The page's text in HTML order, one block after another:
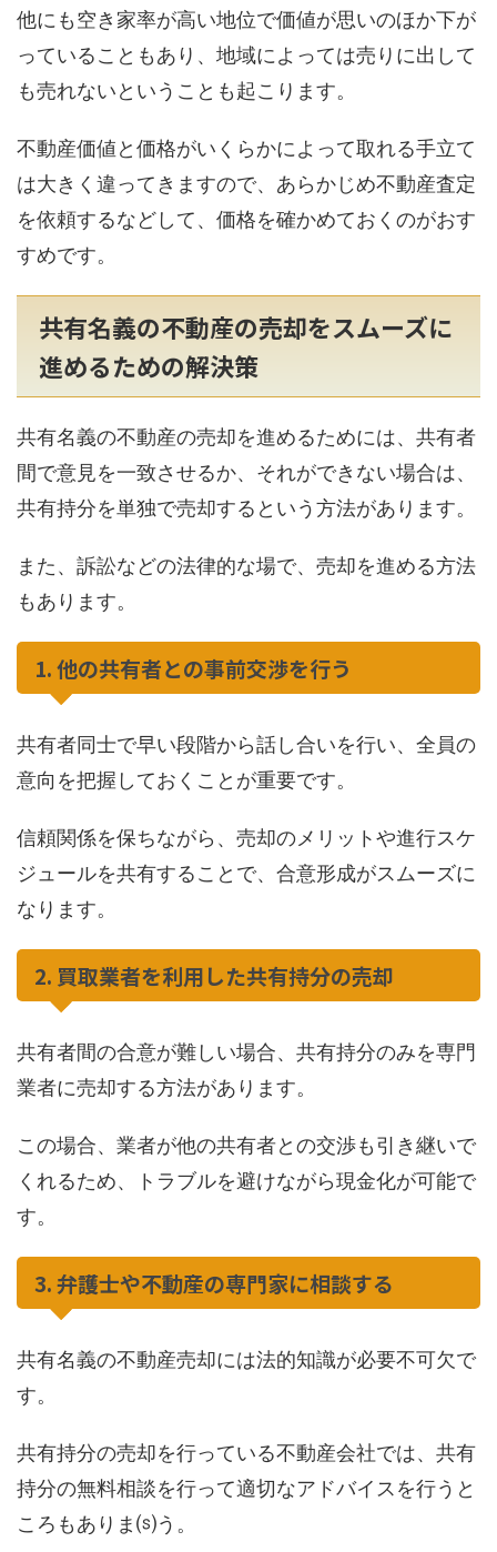
他にも空き家率が高い地位で価値が思いのほか下が
っていることもあり、地域によっては売りに出して
も売れないということも起こります。
不動産価値と価格がいくらかによって取れる手立て
は大きく違ってきますので、あらかじめ不動産査定
を依頼するなどして、価格を確かめておくのがおす
すめです。
共有名義の不動産の売却をスムーズに
進めるための解決策
共有名義の不動産の売却を進めるためには、共有者
間で意見を一致させるか、それができない場合は、
共有持分を単独で売却するという方法があります。
また、訴訟などの法律的な場で、売却を進める方法
もあります。
1. 他の共有者との事前交渉を行う
共有者同士で早い段階から話し合いを行い、全員の
意向を把握しておくことが重要です。
信頼関係を保ちながら、売却のメリットや進行スケ
ジュールを共有することで、合意形成がスムーズに
なります。
2. 買取業者を利用した共有持分の売却
共有者間の合意が難しい場合、共有持分のみを専門
業者に売却する方法があります。
この場合、業者が他の共有者との交渉も引き継いで
くれるため、トラブルを避けながら現金化が可能で
す。
3. 弁護士や不動産の専門家に相談する
共有名義の不動産売却には法的知識が必要不可欠で
す。
共有持分の売却を行っている不動産会社では、共有
持分の無料相談を行って適切なアドバイスを行うと
ころもありま⒮う。